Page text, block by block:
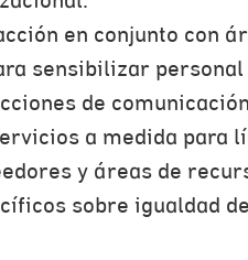
en conjunto con
sensibilizar personal
de
a medida para
y áreas de
sobre igualdad